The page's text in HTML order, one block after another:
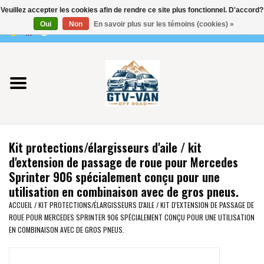
0 Articles - €0,00
Utilisez
les
flèches
haut
et
bas
pour
résultat
disponible.
Appuyez
sur
Entrée
pour
Vito / classe V - 447
Viano /Vito 639
VW T7 2025
VW T6
VW T5
Kit protections/élargisseurs d'aile / kit
d'extension de passage de roue pour Mercedes
Sprinter 906 spécialement conçu pour une
utilisation en combinaison avec de gros pneus.
ACCUEIL /KIT PROTECTIONS/ÉLARGISSEURS D'AILE / KIT D'EXTENSION DE PASSAGE DE
ROUE POUR MERCEDES SPRINTER 906 SPÉCIALEMENT CONÇU POUR UNE UTILISATION
EN COMBINAISON AVEC DE GROS PNEUS.
Veuillez accepter les cookies afin de rendre ce site plus fonctionnel. D'accord?
Oui
Non En savoir plus sur les témoins (cookies) »